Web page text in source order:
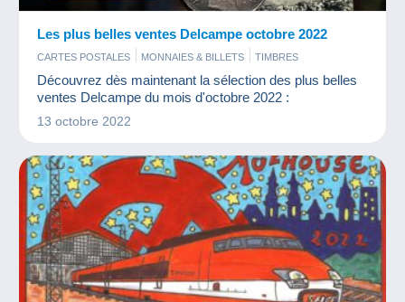
Les plus belles ventes Delcampe octobre 2022
CARTES POSTALES MONNAIES & BILLETS TIMBRES
Découvrez dès maintenant la sélection des plus belles
ventes Delcampe du mois d'octobre 2022 :
13 octobre 2022